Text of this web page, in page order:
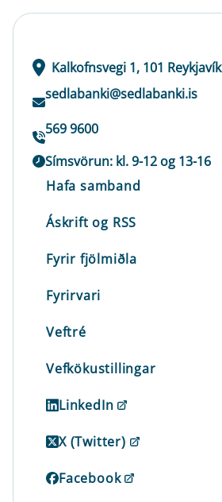
Kalkofnsvegi 1, 101 Reykjavík
sedlabanki@sedlabanki.is
569 9600
Símsvörun: kl. 9-12 og 13-16
Hafa samband
Áskrift og RSS
Fyrir fjölmiðla
Fyrirvari
Veftré
Vefkökustillingar
LinkedIn
X (Twitter)
Facebook